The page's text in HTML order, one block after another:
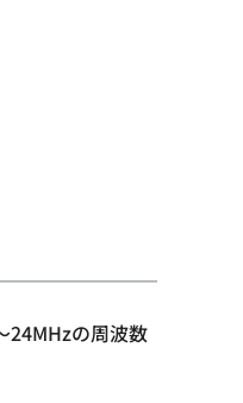
24MHzの周波数